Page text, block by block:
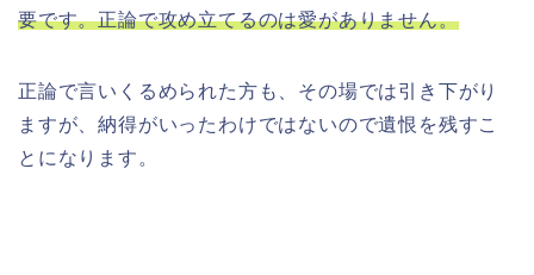
要です。正論で攻め立てるのは愛がありません。
正論で言いくるめられた方も、その場では引き下がり
ますが、納得がいったわけではないので遺恨を残すこ
とになります。